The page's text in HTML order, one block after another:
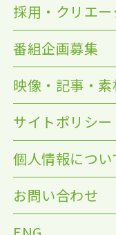
採用・クリエ
番組企画募集
映像・記事・
サイトポリシー
個人情報につい
お問い合わせ